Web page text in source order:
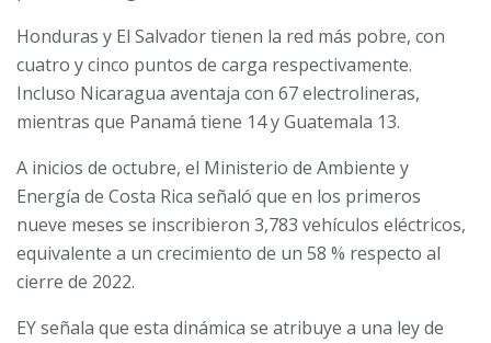
Honduras y El Salvador tienen la red más pobre, con
cuatro y cinco puntos de carga respectivamente.
Incluso Nicaragua aventaja con 67 electrolineras,
mientras que Panamá tiene 14 y Guatemala 13.
A inicios de octubre, el Ministerio de Ambiente y
Energía de Costa Rica señaló que en los primeros
nueve meses se inscribieron 3,783 vehículos eléctricos,
equivalente a un crecimiento de un 58 % respecto al
cierre de 2022.
EY señala que esta dinámica se atribuye a una ley de